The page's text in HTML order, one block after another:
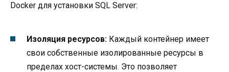
Docker для установки SQL Server:
Изоляция ресурсов: Каждый контейнер имеет
свои собственные изолированные ресурсы в
пределах хост-системы. Это позволяет